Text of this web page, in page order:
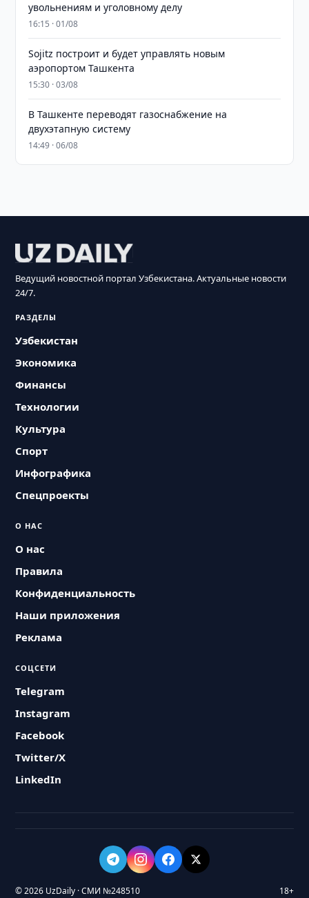
увольнениям и уголовному делу
16:15 · 01/08
Sojitz построит и будет управлять новым
аэропортом Ташкента
15:30 · 03/08
В Ташкенте переводят газоснабжение на
двухэтапную систему
14:49 · 06/08
Ведущий новостной портал Узбекистана. Актуальные новости
24/7.
РАЗДЕЛЫ
Узбекистан
Экономика
Финансы
Технологии
Культура
Спорт
Инфографика
Спецпроекты
О НАС
О нас
Правила
Конфиденциальность
Наши приложения
Реклама
СОЦСЕТИ
Telegram
Instagram
Facebook
Twitter/X
LinkedIn
© 2026 UzDaily · СМИ №248510 18+